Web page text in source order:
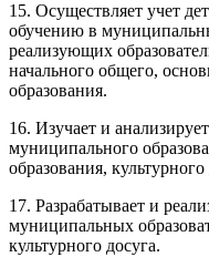
15. Осуществляет учет
обучению в
реализующих
начального общего,
образования.
16. Изучает и
муниципального
образования, культурного
17. Разрабатывает и
муниципальных
культурного досуга.